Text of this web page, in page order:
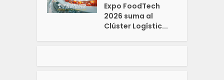
Expo FoodTech
2026 suma al
Clúster Logístic...